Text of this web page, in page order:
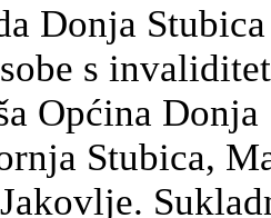
Donja
s
Općina
Stubica,